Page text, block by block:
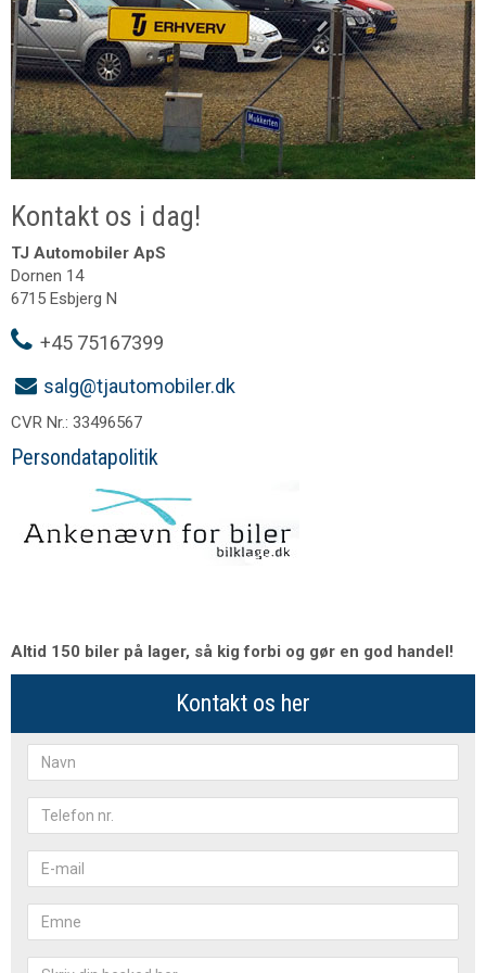
Kontakt os i dag!
TJ Automobiler ApS
Dornen 14
6715 Esbjerg N
+45 75167399
salg@tjautomobiler.dk
CVR Nr.: 33496567
Persondatapolitik
Altid 150 biler på lager, så kig forbi og gør en god handel!
Kontakt os her